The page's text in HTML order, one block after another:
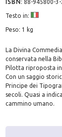
ISBN:88-945800-3-
Testo in:
Peso: 1 kg
La Divina
conservata nella
Pilotta riproposta
Con un saggio
Principe dei
secoli. Quasi a
cammino umano.